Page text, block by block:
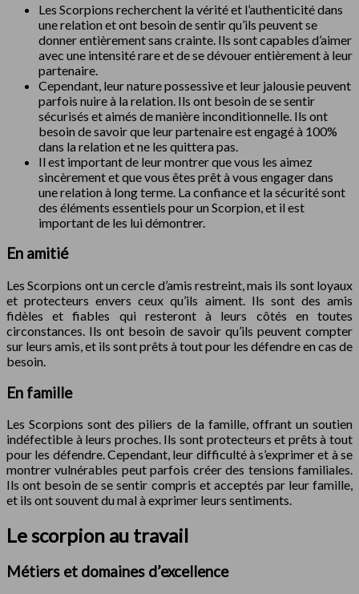
Les Scorpions recherchent la vérité et l’authenticité dans
une relation et ont besoin de sentir qu’ils peuvent se
donner entièrement sans crainte. Ils sont capables d’aimer
avec une intensité rare et de se dévouer entièrement à leur
partenaire.
Cependant, leur nature possessive et leur jalousie peuvent
parfois nuire à la relation. Ils ont besoin de se sentir
sécurisés et aimés de manière inconditionnelle. Ils ont
besoin de savoir que leur partenaire est engagé à 100%
dans la relation et ne les quittera pas.
Il est important de leur montrer que vous les aimez
sincèrement et que vous êtes prêt à vous engager dans
une relation à long terme. La confiance et la sécurité sont
des éléments essentiels pour un Scorpion, et il est
important de les lui démontrer.
En amitié
Les Scorpions ont un cercle d’amis restreint, mais ils sont loyaux
et protecteurs envers ceux qu’ils aiment. Ils sont des amis
fidèles et fiables qui resteront à leurs côtés en toutes
circonstances. Ils ont besoin de savoir qu’ils peuvent compter
sur leurs amis, et ils sont prêts à tout pour les défendre en cas de
besoin.
En famille
Les Scorpions sont des piliers de la famille, offrant un soutien
indéfectible à leurs proches. Ils sont protecteurs et prêts à tout
pour les défendre. Cependant, leur difficulté à s’exprimer et à se
montrer vulnérables peut parfois créer des tensions familiales.
Ils ont besoin de se sentir compris et acceptés par leur famille,
et ils ont souvent du mal à exprimer leurs sentiments.
Le scorpion au travail
Métiers et domaines d’excellence